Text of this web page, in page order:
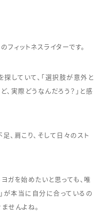
ィットネスライターです。
探していて、「選択肢が意外と
、実際どうなんだろう？」と感
、肩こり、そして日々のスト
ガを始めたいと思っても、唯
が本当に自分に合っているの
せんよね。